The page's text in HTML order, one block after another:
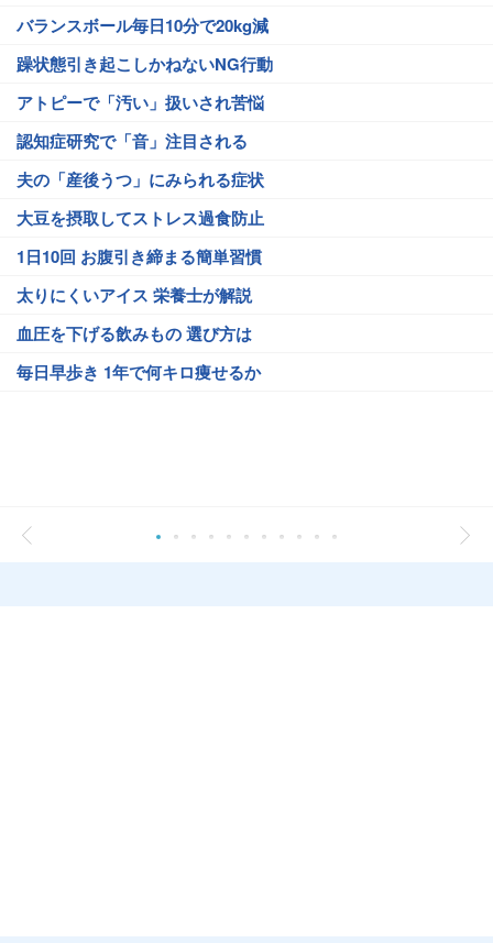
バランスボール毎日10分で20kg減
躁状態引き起こしかねないNG行動
アトピーで「汚い」扱いされ苦悩
認知症研究で「音」注目される
夫の「産後うつ」にみられる症状
大豆を摂取してストレス過食防止
1日10回 お腹引き締まる簡単習慣
太りにくいアイス 栄養士が解説
血圧を下げる飲みもの 選び方は
毎日早歩き 1年で何キロ痩せるか